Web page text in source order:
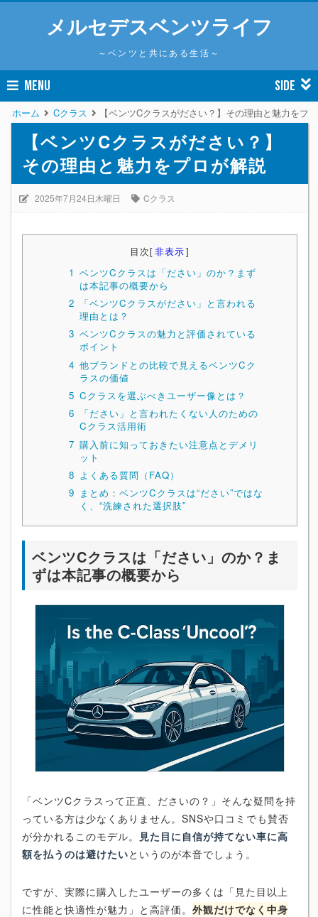
メルセデスベンツライフ
～ベンツと共にある生活～
MENU SIDE
ホーム Cクラス 【ベンツCクラスがださい？】その理由と魅力をプ
【ベンツCクラスがださい？】
その理由と魅力をプロが解説
2025年7月24日木曜日 Cクラス
目次[非表示]
1 ベンツCクラスは「ださい」のか？まず
は本記事の概要から
2
「ベンツCクラスがださい」と言われる
理由とは？
3 ベンツCクラスの魅力と評価されている
ポイント
4 他ブランドとの比較で見えるベンツCク
ラスの価値
5 Cクラスを選ぶべきユーザー像とは？
6
「ださい」と言われたくない人のための
Cクラス活用術
7 購入前に知っておきたい注意点とデメリ
ット
8 よくある質問（FAQ）
9 まとめ：ベンツCクラスは“ださい”ではな
く、“洗練された選択肢”
ベンツCクラスは「ださい」のか？ま
ずは本記事の概要から
「ベンツCクラスって正直、ださいの？」そんな疑問を持
っている方は少なくありません。SNSや口コミでも賛否
が分かれるこのモデル。
見た目に自信が持てない車に高
額を払うのは避けたいというのが本音でしょう。
ですが、実際に購入したユーザーの多くは「見た目以上
に性能と快適性が魅力」と高評価。 外観だけでなく中身